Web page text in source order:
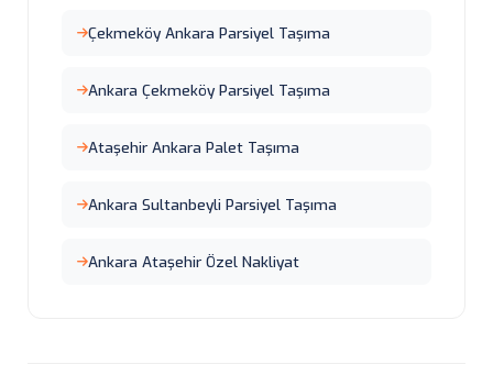
Çekmeköy Ankara Parsiyel Taşıma
Ankara Çekmeköy Parsiyel Taşıma
Ataşehir Ankara Palet Taşıma
Ankara Sultanbeyli Parsiyel Taşıma
Ankara Ataşehir Özel Nakliyat